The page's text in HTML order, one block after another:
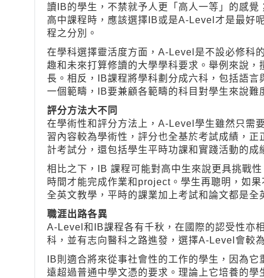
讀IB的學生，不禁就予人更「高人一等」的感
高中課程時，應該選擇IB或是A-Level才是最好
程之分別。
在學科選擇靈活度方面，A-Level是不設必修科
趣和未來打算修讀的大學學科要求。舉例來說
長。相反，IB課程將學科劃分成六科，包括語
一個範疇，IB要兼顧各範疇的科目對學生來說難
評分方法大不同
在學術性和評分方法上，A-Level學生雖然只需
習內容較為學術性，評分也全基於考試成績，
計考試分，還包括學生平時功課和實踐活動的
相比之下，IB 課程可能對高中生來說更具挑戰
時間才能完成作業和project。學生再聰明，如
全英文教學，平時的課業加上考試和論文都是
職涯出路各異
A-Level和IB課程各有千秋，在國際的認受性亦
科，並有志向醫科之路進發，選擇A-Level會較
IB則適合將來從事社會性的工作的學生，因為
遠超過普通中學文憑的要求。理論上它培養的